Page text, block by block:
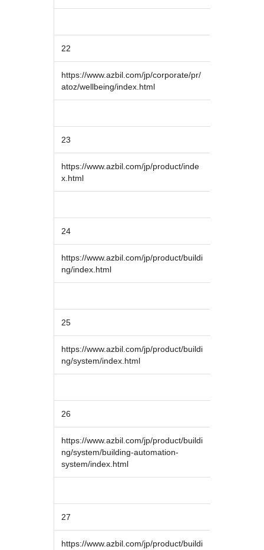
22
https://www.azbil.com/jp/corporate/pr/
atoz/wellbeing/index.html
23
https://www.azbil.com/jp/product/inde
x.html
24
https://www.azbil.com/jp/product/buildi
ng/index.html
25
https://www.azbil.com/jp/product/buildi
ng/system/index.html
26
https://www.azbil.com/jp/product/buildi
ng/system/building-automation-
system/index.html
27
https://www.azbil.com/jp/product/buildi